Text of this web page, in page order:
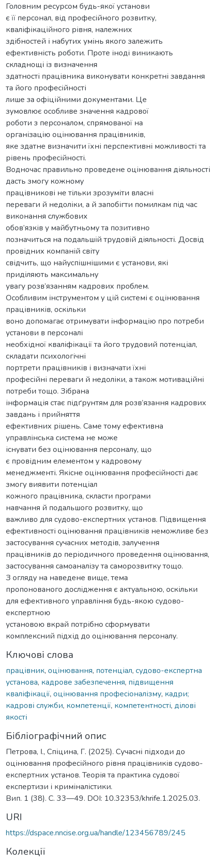
Головним ресурсом будь-якої установи
є її персонал, від професійного розвитку,
кваліфікаційного рівня, належних
здібностей і набутих умінь якого залежить
ефективність роботи. Проте іноді виникають
складнощі із визначення
здатності працівника виконувати конкретні завдання
та його професійності
лише за офіційними документами. Це
зумовлює особливе значення кадрової
роботи з персоналом, спрямованої на
організацію оцінювання працівників,
яке здатне визначити їхні перспективні можливості та
рівень професійності.
Водночас правильно проведене оцінювання діяльності
дасть змогу кожному
працівникові не тільки зрозуміти власні
переваги й недоліки, а й запобігти помилкам під час
виконання службових
обов’язків у майбутньому та позитивно
позначиться на подальшій трудовій діяльності. Досвід
провідних компаній світу
свідчить, що найуспішнішими є установи, які
приділяють максимальну
увагу розв’язанням кадрових проблем.
Особливим інструментом у цій системі є оцінювання
працівників, оскільки
воно допомагає отримувати інформацію про потреби
установи в персоналі
необхідної кваліфікації та його трудовий потенціал,
складати психологічні
портрети працівників і визначати їхні
професійні переваги й недоліки, а також мотиваційні
потреби тощо. Зібрана
інформація стає підґрунтям для розв’язання кадрових
завдань і прийняття
ефективних рішень. Саме тому ефективна
управлінська система не може
існувати без оцінювання персоналу, що
є провідним елементом у кадровому
менеджменті. Якісне оцінювання професійності дає
змогу виявити потенціал
кожного працівника, скласти програми
навчання й подальшого розвитку, що
важливо для судово-експертних установ. Підвищення
ефективності оцінювання працівників неможливе без
застосування сучасних методів, залучення
працівників до періодичного проведення оцінювання,
застосування самоаналізу та саморозвитку тощо.
З огляду на наведене вище, тема
пропонованого дослідження є актуальною, оскільки
для ефективного управління будь-якою судово-
експертною
установою вкрай потрібно сформувати
комплексний підхід до оцінювання персоналу.
Ключові слова
працівник, оцінювання, потенціал, судово-експертна
установа, кадрове забезпечення, підвищення
кваліфікації, оцінювання професіоналізму, кадри;
кадрові служби, компетенції, компетентності, ділові
якості
Бібліографічний опис
Петрова, І., Спіцина, Г. (2025). Сучасні підходи до
оцінювання професійного рівня працівників судово-
експертних установ. Теорія та практика судової
експертизи і криміналістики.
Вип. 1 (38). С. 33—49. DOI: 10.32353/khrife.1.2025.03.
URI
https://dspace.nncise.org.ua/handle/123456789/245
Колекції